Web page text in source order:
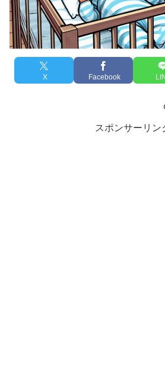
X Facebook
スポンサーリン